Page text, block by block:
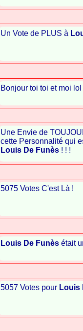
Un Vote de PLUS à
Bonjour toi toi et moi lol
Une Envie de
cette Personnalité qui
Louis De Funès ! ! !
5075 Votes C'est Là !
Louis De Funès était
5057 Votes pour Louis